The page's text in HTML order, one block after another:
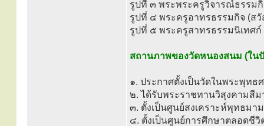
รูปที่ ๓ พระพระครูวิจารณ์ธรร
รูปที่ ๔ พระครูอาทรธรรมกิจ (ส
รูปที่ ๕ พระครูสาทรธรรมนิเทศ
สถานภาพของวัดหนองสนม (ใน
๑. ประกาศตั้งเป็นวัดในพระพุท
๒. ได้รับพระราชทานวิสุงคามสี
๓. ตั้งเป็นศูนย์สงเคราะห์พุทธมา
๔. ตั้งเป็นศูนย์การศึกษาตลอดชีวิ